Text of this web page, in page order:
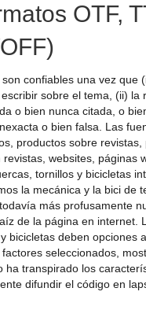
OTF,
confiables una vez que
sobre el tema, (ii) la
o bien nunca citada, o
o bien falsa. Las
productos sobre revistas,
websites, páginas
tornillos y bicicletas
la mecánica y la bici de
más profusamente
de la página en internet.
bicicletas deben opciones
seleccionados,
ha transpirado los
difundir el código en